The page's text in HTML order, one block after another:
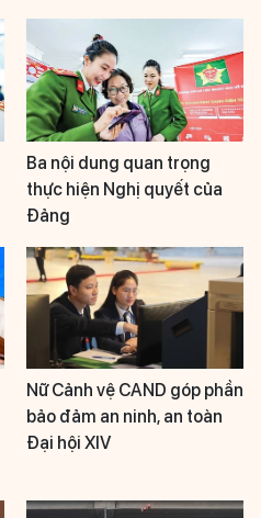
Ba nội dung quan trọng
thực hiện Nghị quyết của
Đảng
Nữ Cảnh vệ CAND góp phần
bảo đảm an ninh, an toàn
Đại hội XIV